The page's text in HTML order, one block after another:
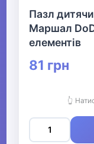
Пазл
Маршал
елементів
81 грн
👆